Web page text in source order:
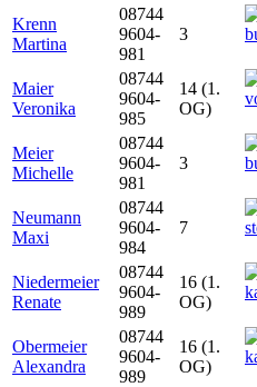
Krenn
Martina
08744
9604-
981
3
Maier
Veronika
08744
9604-
985
14 (1.
OG)
Meier
Michelle
08744
9604-
981
3
Neumann
Maxi
08744
9604-
984
7
Niedermeier
Renate
08744
9604-
989
16 (1.
OG)
Obermeier
Alexandra
08744
9604-
989
16 (1.
OG)